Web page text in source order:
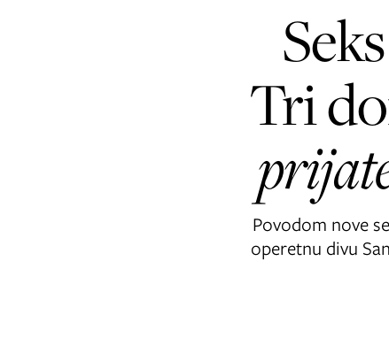
Tri
Povodom nove
operetnu divu